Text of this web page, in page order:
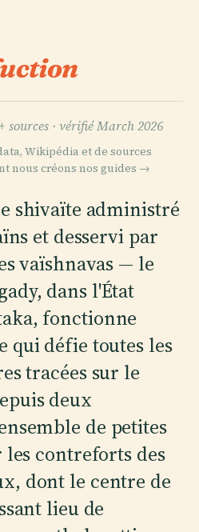
· vérifié March 2026
Wikipédia et de sources
nous créons nos guides →
shivaïte administré
et desservi par
vaïshnavas — le
dans l'État
fonctionne
qui défie toutes les
tracées sur le
deux
de petites
les contreforts des
dont le centre de
lieu de